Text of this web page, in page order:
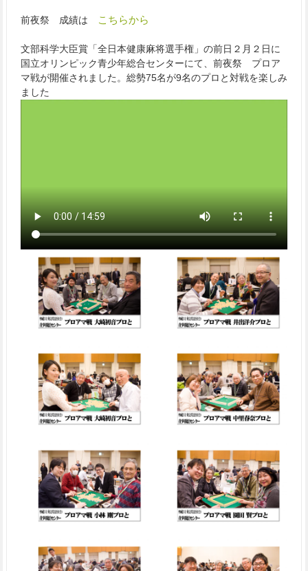
前夜祭 成績は こちらから
文部科学大臣賞「全日本健康麻将選手権」の前日２月２日に
国立オリンピック青少年総合センターにて、前夜祭 プロア
マ戦が開催されました。総勢75名が9名のプロと対戦を楽しみ
ました